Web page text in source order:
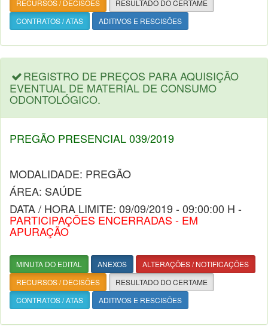
RECURSOS / DECISÕES
RESULTADO DO CERTAME
CONTRATOS / ATAS
ADITIVOS E RESCISÕES
REGISTRO DE PREÇOS PARA AQUISIÇÃO
EVENTUAL DE MATERIAL DE CONSUMO
ODONTOLÓGICO.
PREGÃO PRESENCIAL 039/2019
MODALIDADE: PREGÃO
ÁREA: SAÚDE
DATA / HORA LIMITE: 09/09/2019 - 09:00:00 H -
PARTICIPAÇÕES ENCERRADAS - EM
APURAÇÃO
MINUTA DO EDITAL ANEXOS
ALTERAÇÕES / NOTIFICAÇÕES
RECURSOS / DECISÕES
RESULTADO DO CERTAME
CONTRATOS / ATAS
ADITIVOS E RESCISÕES